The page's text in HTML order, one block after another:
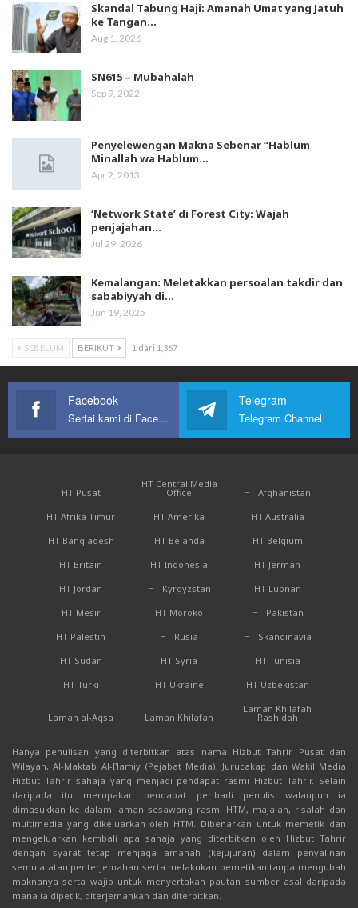
Skandal Tabung Haji: Amanah Umat yang Jatuh
ke Tangan…
Aug 1, 2026
SN615 – Mubahalah
Sep 9, 2022
Penyelewengan Makna Sebenar “Hablum
Minallah wa Hablum…
Apr 2, 2013
‘Network State’ di Forest City: Wajah
penjajahan…
Jul 29, 2026
Kemalangan: Meletakkan persoalan takdir dan
sababiyyah di…
Jun 19, 2025
SEBELUM BERIKUT 1 dari 1,367
Facebook
Sertai kami di Facebook
Telegram
Telegram Channel
HT Pusat
HT Central Media
Office
HT Afghanistan
HT Afrika Timur
HT Amerika
HT Australia
HT Bangladesh
HT Belanda
HT Belgium
HT Britain
HT Indonesia
HT Jerman
HT Jordan
HT Kyrgyzstan
HT Lubnan
HT Mesir
HT Moroko
HT Pakistan
HT Palestin
HT Rusia
HT Skandinavia
HT Sudan
HT Syria
HT Tunisia
HT Turki
HT Ukraine HT Uzbekistan
Laman al-Aqsa Laman Khilafah
Laman Khilafah
Rashidah
Hanya penulisan yang diterbitkan atas nama Hizbut Tahrir Pusat dan
Wilayah, Al-Maktab Al-I'lamiy (Pejabat Media), Jurucakap dan Wakil Media
Hizbut Tahrir sahaja yang menjadi pendapat rasmi Hizbut Tahrir. Selain
daripada itu merupakan pendapat peribadi penulis walaupun ia
dimasukkan ke dalam laman sesawang rasmi HTM, majalah, risalah dan
multimedia yang dikeluarkan oleh HTM. Dibenarkan untuk memetik dan
mengeluarkan kembali apa sahaja yang diterbitkan oleh Hizbut Tahrir
dengan syarat tetap menjaga amanah (kejujuran) dalam penyalinan
semula atau penterjemahan serta melakukan pemetikan tanpa mengubah
maknanya serta wajib untuk menyertakan pautan sumber asal daripada
mana ia dipetik, diterjemahkan dan diterbitkan.